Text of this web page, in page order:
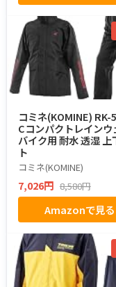
コミネ(KOMINE) RK-
Cコンパクトレインウ
バイク用 耐水 透湿 上
ト
コミネ(KOMINE)
7,026円 8,580円
Amazonで見る